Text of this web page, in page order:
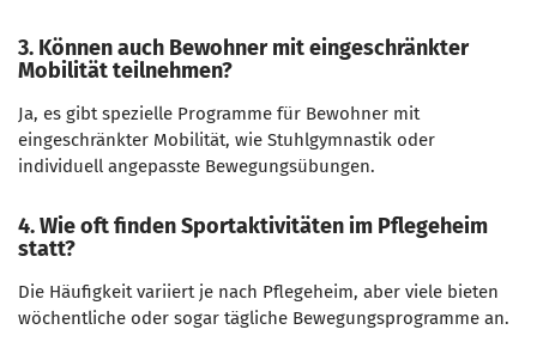
3. Können auch Bewohner mit eingeschränkter
Mobilität teilnehmen?
Ja, es gibt spezielle Programme für Bewohner mit
eingeschränkter Mobilität, wie Stuhlgymnastik oder
individuell angepasste Bewegungsübungen.
4. Wie oft finden Sportaktivitäten im Pflegeheim
statt?
Die Häufigkeit variiert je nach Pflegeheim, aber viele bieten
wöchentliche oder sogar tägliche Bewegungsprogramme an.